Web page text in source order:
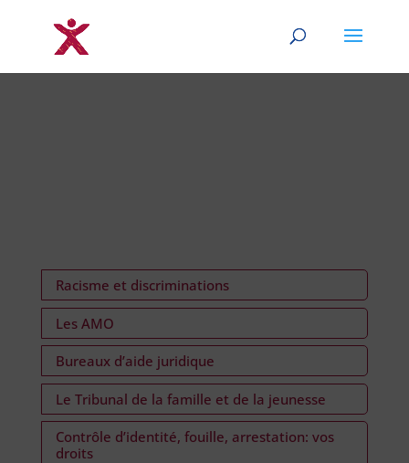
Racisme et discriminations
Les AMO
Bureaux d’aide juridique
Le Tribunal de la famille et de la jeunesse
Contrôle d’identité, fouille, arrestation: vos
droits